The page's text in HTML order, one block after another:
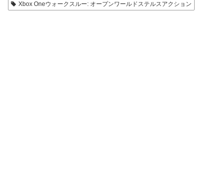
Xbox Oneウォークスルー: オープンワールドステルスアクション